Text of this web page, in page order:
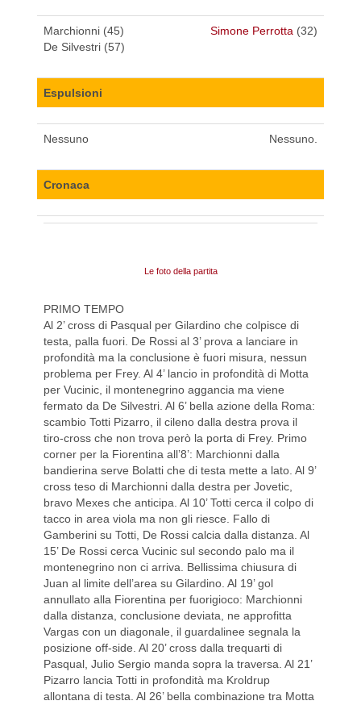
Marchionni (45)
De Silvestri (57)
Simone Perrotta (32)
Espulsioni
Nessuno Nessuno.
Cronaca
Le foto della partita
PRIMO TEMPO
Al 2’ cross di Pasqual per Gilardino che colpisce di
testa, palla fuori. De Rossi al 3’ prova a lanciare in
profondità ma la conclusione è fuori misura, nessun
problema per Frey. Al 4’ lancio in profondità di Motta
per Vucinic, il montenegrino aggancia ma viene
fermato da De Silvestri. Al 6’ bella azione della Roma:
scambio Totti Pizarro, il cileno dalla destra prova il
tiro-cross che non trova però la porta di Frey. Primo
corner per la Fiorentina all’8’: Marchionni dalla
bandierina serve Bolatti che di testa mette a lato. Al 9’
cross teso di Marchionni dalla destra per Jovetic,
bravo Mexes che anticipa. Al 10’ Totti cerca il colpo di
tacco in area viola ma non gli riesce. Fallo di
Gamberini su Totti, De Rossi calcia dalla distanza. Al
15’ De Rossi cerca Vucinic sul secondo palo ma il
montenegrino non ci arriva. Bellissima chiusura di
Juan al limite dell’area su Gilardino. Al 19’ gol
annullato alla Fiorentina per fuorigioco: Marchionni
dalla distanza, conclusione deviata, ne approfitta
Vargas con un diagonale, il guardalinee segnala la
posizione off-side. Al 20’ cross dalla trequarti di
Pasqual, Julio Sergio manda sopra la traversa. Al 21’
Pizarro lancia Totti in profondità ma Kroldrup
allontana di testa. Al 26’ bella combinazione tra Motta